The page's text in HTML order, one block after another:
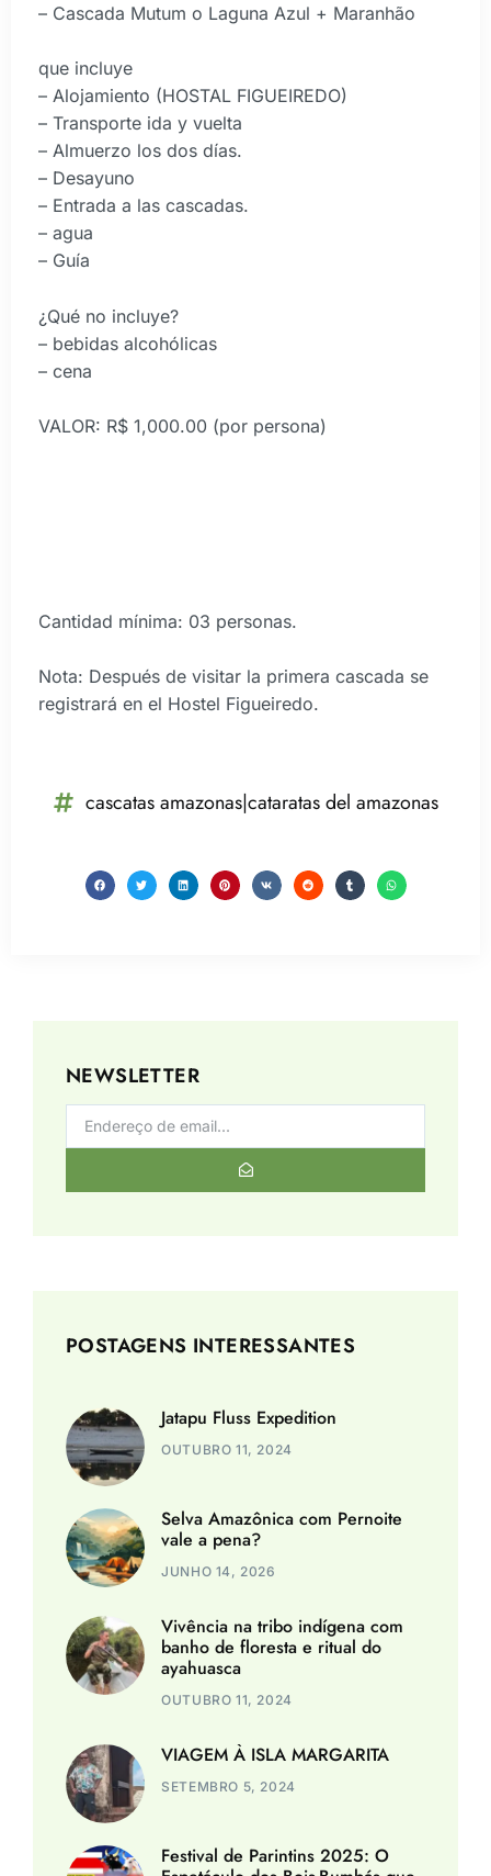
– Cascada Mutum o Laguna Azul + Maranhão
que incluye
– Alojamiento (HOSTAL FIGUEIREDO)
– Transporte ida y vuelta
– Almuerzo los dos días.
– Desayuno
– Entrada a las cascadas.
– agua
– Guía
¿Qué no incluye?
– bebidas alcohólicas
– cena
VALOR: R$ 1,000.00 (por persona)
Cantidad mínima: 03 personas.
Nota: Después de visitar la primera cascada se
registrará en el Hostel Figueiredo.
cascatas amazonas|cataratas del amazonas
NEWSLETTER
POSTAGENS INTERESSANTES
Jatapu Fluss Expedition
OUTUBRO 11, 2024
Selva Amazônica com Pernoite
vale a pena?
JUNHO 14, 2026
Vivência na tribo indígena com
banho de floresta e ritual do
ayahuasca
OUTUBRO 11, 2024
VIAGEM À ISLA MARGARITA
SETEMBRO 5, 2024
Festival de Parintins 2025: O